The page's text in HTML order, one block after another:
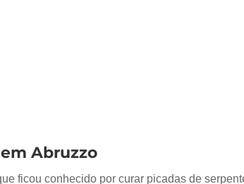
Abruzzo
ficou conhecido por curar picadas de